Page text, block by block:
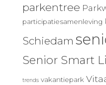
parkentree
participatiesamenleving
Schiedam
Senior Smart
trends vakantiepark